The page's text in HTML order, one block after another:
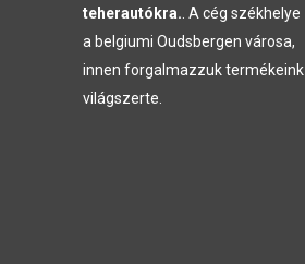
teherautókra. . A cég székhelye
a belgiumi Oudsbergen városa,
innen forgalmazzuk termékeink
világszerte.